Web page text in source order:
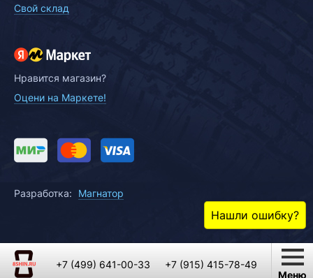
Свой склад
Нравится магазин?
Оцени на Маркете!
Разработка: Магнатор
+7 (499) 641-00-33
+7 (915) 415-78-49
Меню
Нашли ошибку?